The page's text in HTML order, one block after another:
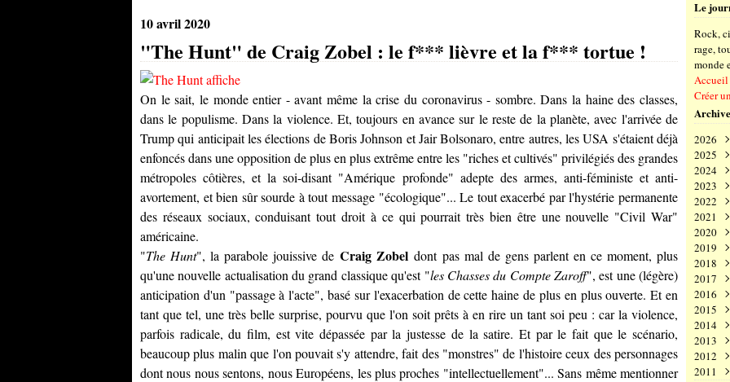
10 avril 2020
"The Hunt" de Craig Zobel : le f*** lièvre et la f*** tortue !
On le sait, le monde entier - avant même la crise du coronavirus - sombre. Dans la haine des classes,
dans le populisme. Dans la violence. Et, toujours en avance sur le reste de la planète, avec l'arrivée de
Trump qui anticipait les élections de Boris Johnson et Jair Bolsonaro, entre autres, les USA s'étaient déjà
enfoncés dans une opposition de plus en plus extrême entre les "riches et cultivés" privilégiés des grandes
métropoles côtières, et la soi-disant "Amérique profonde" adepte des armes, anti-féministe et anti-
avortement, et bien sûr sourde à tout message "écologique"... Le tout exacerbé par l'hystérie permanente
des réseaux sociaux, conduisant tout droit à ce qui pourrait très bien être une nouvelle "Civil War"
américaine.
"The Hunt", la parabole jouissive deCraig Zobel dont pas mal de gens parlent en ce moment, plus
qu'une nouvelle actualisation du grand classique qu'est "les Chasses du Compte Zaroff", est une (légère)
anticipation d'un "passage à l'acte", basé sur l'exacerbation de cette haine de plus en plus ouverte. Et en
tant que tel, une très belle surprise, pourvu que l'on soit prêts à en rire un tant soi peu : car la violence,
parfois radicale, du film, est vite dépassée par la justesse de la satire. Et par le fait que le scénario,
beaucoup plus malin que l'on pouvait s'y attendre, fait des "monstres" de l'histoire ceux des personnages
dont nous nous sentons, nous Européens, les plus proches "intellectuellement"... Sans même mentionner
Le
Rock,
rage,
monde
Créer
2026
Août
Juillet
Juin
Mai
Avril
Mars
2025
Août
Juillet
Juin
Mai
Avril
Mars
2024
Août
Juillet
Juin
Mai
Avril
Mars
2023
Août
Juillet
Juin
Mai
Avril
Mars
2022
Août
Juillet
Juin
Mai
Avril
Mars
2021
Août
Juillet
Juin
Mai
Avril
Mars
2020
Août
Juillet
Juin
Mai
Avril
2019
Août
Juillet
Juin
Mai
2018
Août
Juillet
Juin
2017
Août
Juillet
2016
Août
2015
2014
2013
2012
2011